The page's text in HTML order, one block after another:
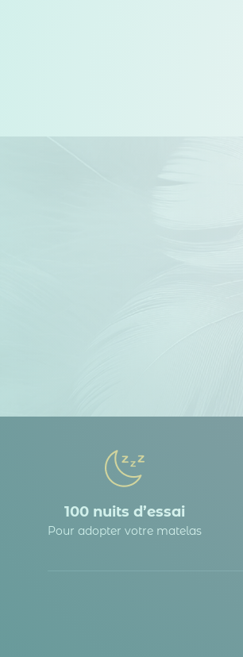
100 nuits d’essai
Pour adopter votre matelas